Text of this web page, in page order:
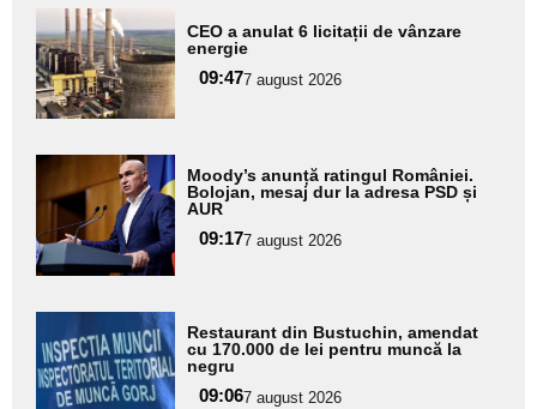
Adaugă
aici textul
pentru
subtitlu
CEO a anulat 6 licitații de vânzare
energie
09:477 august 2026
Adaugă
aici textul
pentru
subtitlu
Moody’s anunță ratingul României.
Bolojan, mesaj dur la adresa PSD și
AUR
09:177 august 2026
Adaugă
aici textul
pentru
Restaurant din Bustuchin, amendat
cu 170.000 de lei pentru muncă la
negru
09:067 august 2026